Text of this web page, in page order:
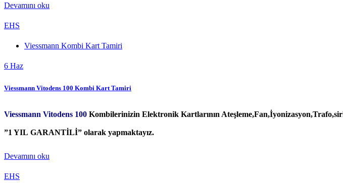
Devamını oku
EHS
Viessmann Kombi Kart Tamiri
6 Haz
Viessmann Vitodens 100 Kombi Kart Tamiri
Viessmann Vitodens 100 Kombilerinizin Elektronik Kartlarının
”1 YIL GARANTİLİ” olarak yapmaktayız.
Devamını oku
EHS